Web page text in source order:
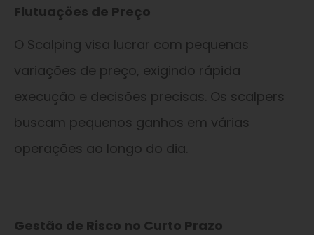
Flutuações de Preço
O Scalping visa lucrar com pequenas
variações de preço, exigindo rápida
execução e decisões precisas. Os scalpers
buscam pequenos ganhos em várias
operações ao longo do dia.
Gestão de Risco no Curto Prazo